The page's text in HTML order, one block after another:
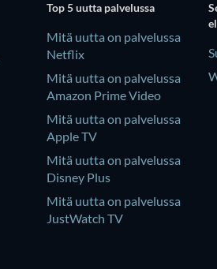
Top 5 uutta palvelussa
Mitä uutta on palvelussa
Netflix
Mitä uutta on palvelussa
Amazon Prime Video
Mitä uutta on palvelussa
Apple TV
Mitä uutta on palvelussa
Disney Plus
Mitä uutta on palvelussa
JustWatch TV